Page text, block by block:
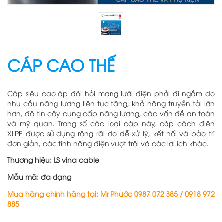
CÁP CAO THẾ
Cáp siêu cao áp đòi hỏi mạng lưới điện phải đi ngầm do
nhu cầu năng lượng liên tục tăng, khả năng truyền tải lớn
hơn, độ tin cậy cung cấp năng lượng, các vấn đề an toàn
và mỹ quan.Trong số các loại cáp này, cáp cách điện
XLPE được sử dụng rộng rãi do dễ xử lý, kết nối và bảo trì
đơn giản, các tính năng điện vượt trội và các lợi ích khác.
Thương hiệu: LS vina cable
Mẫu mã: đa dạng
Mua hàng chính hãng tại: Mr Phước 0987 072 885 /0918 972
885